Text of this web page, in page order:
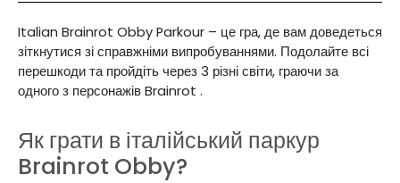
Italian Brainrot Obby Parkour – це гра, де вам доведеться
зіткнутися зі справжніми випробуваннями. Подолайте всі
перешкоди та пройдіть через 3 різні світи, граючи за
одного з персонажів Brainrot .
Як грати в італійський паркур
Brainrot Obby?